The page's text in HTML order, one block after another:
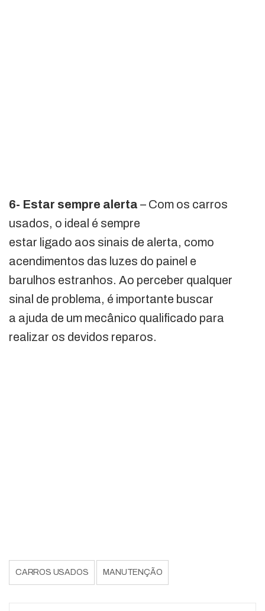
6- Estar sempre alerta – Com os carros
usados, o ideal é sempre
estar ligado aos sinais de alerta, como
acendimentos das luzes do painel e
barulhos estranhos. Ao perceber qualquer
sinal de problema, é importante buscar
a ajuda de um mecânico qualificado para
realizar os devidos reparos.
CARROS USADOS MANUTENÇÃO